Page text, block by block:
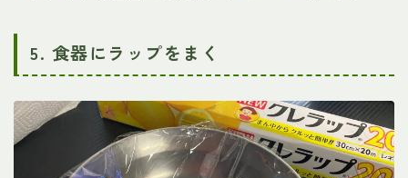
5. 食器にラップをまく